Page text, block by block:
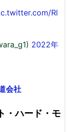
Rl
2022年
会社
・ハード・モ